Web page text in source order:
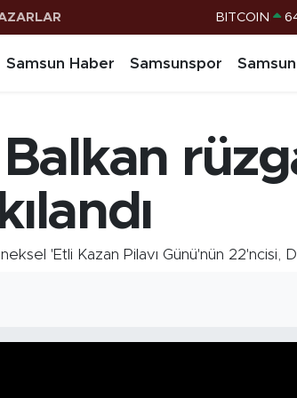
BITCOIN
Samsun Haber Samsunspor
'Etli Kazan Pilavı Günü'nün